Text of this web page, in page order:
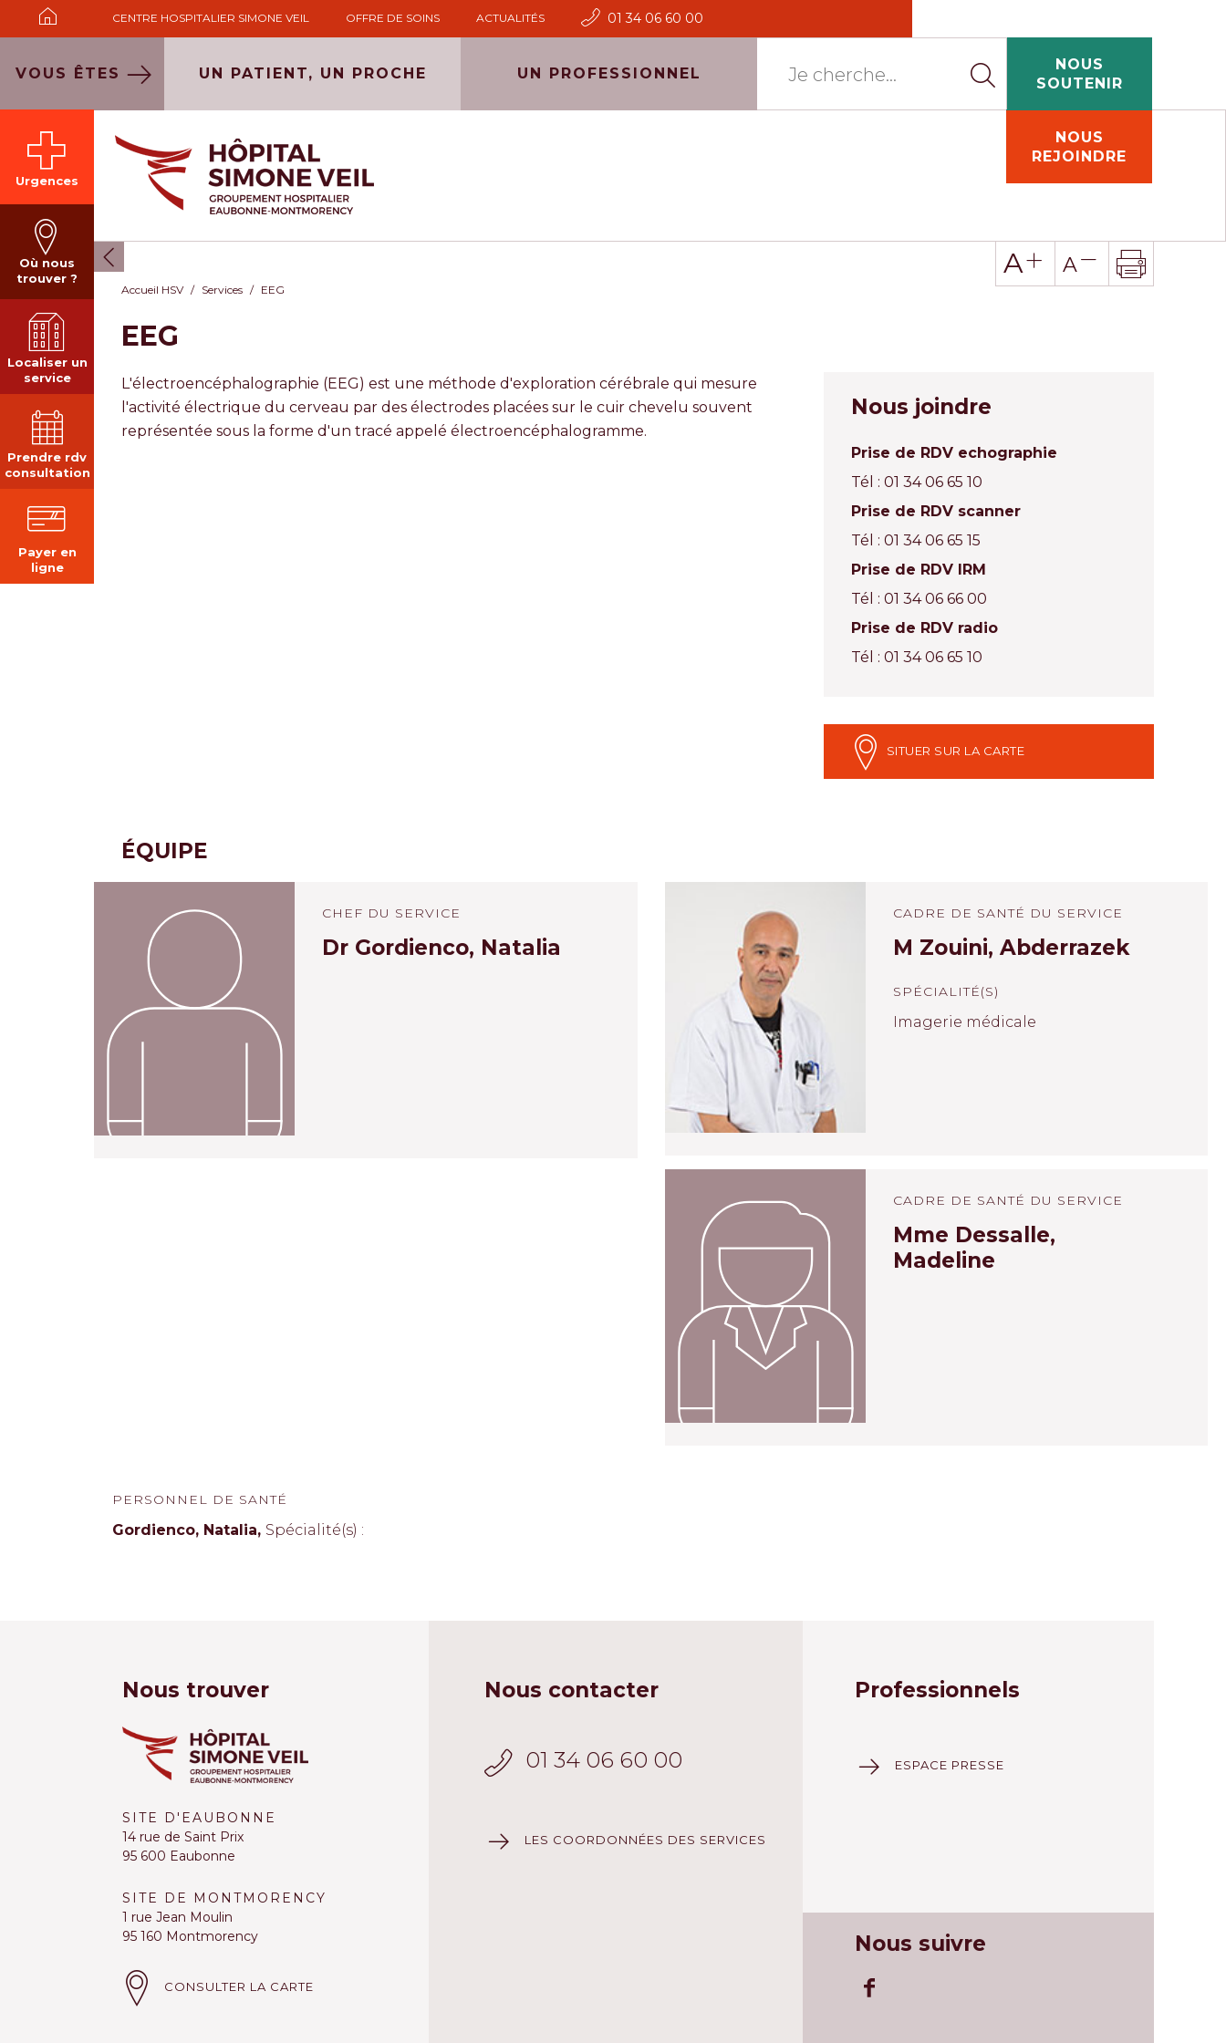
CENTRE HOSPITALIER SIMONE VEIL OFFRE DE SOINS ACTUALITÉS 01 34 06 60 00
VOUS ÊTES UN PATIENT, UN PROCHE UN PROFESSIONNEL
NOUS
SOUTENIR
NOUS
REJOINDRE
Urgences
Où nous
trouver ?
Localiser un
service
Prendre rdv
consultation
Payer en
ligne
A A
Accueil HSV Services EEG
EEG
L'électroencéphalographie (EEG) est une méthode d'exploration cérébrale qui mesure
l'activité électrique du cerveau par des électrodes placées sur le cuir chevelu souvent
représentée sous la forme d'un tracé appelé électroencéphalogramme.
Nous joindre
Prise de RDV echographie
Tél : 01 34 06 65 10
Prise de RDV scanner
Tél : 01 34 06 65 15
Prise de RDV IRM
Tél : 01 34 06 66 00
Prise de RDV radio
Tél : 01 34 06 65 10
SITUER SUR LA CARTE
ÉQUIPE
CHEF DU SERVICE
Dr Gordienco, Natalia
CADRE DE SANTÉ DU SERVICE
M Zouini, Abderrazek
SPÉCIALITÉ(S)
Imagerie médicale
CADRE DE SANTÉ DU SERVICE
Mme Dessalle,
Madeline
PERSONNEL DE SANTÉ
Gordienco, Natalia, Spécialité(s) :
Nous trouver
SITE D'EAUBONNE
14 rue de Saint Prix
95 600 Eaubonne
SITE DE MONTMORENCY
1 rue Jean Moulin
95 160 Montmorency
CONSULTER LA CARTE
Nous contacter
01 34 06 60 00
LES COORDONNÉES DES SERVICES
Professionnels
ESPACE PRESSE
Nous suivre